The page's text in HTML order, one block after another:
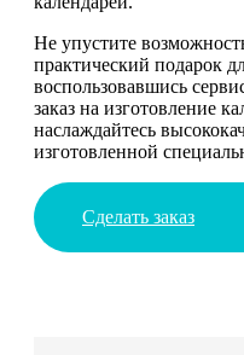
Не упустите
практический подарок
воспользовавшись
заказ на изготовление
наслаждайтесь
изготовленной
Сделать заказ